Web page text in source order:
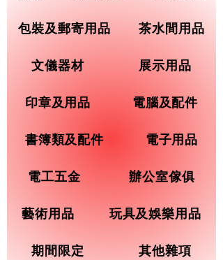
包裝及郵寄用品 茶水間用品
文儀器材 展示用品
印章及用品 電腦及配件
書簿類及配件 電子用品
電工五金 辦公室傢俱
藝術用品 玩具及娛樂用品
期間限定 其他雜項